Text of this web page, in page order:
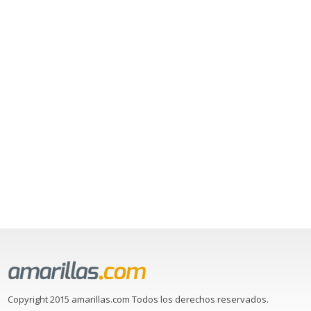
Copyright 2015 amarillas.com Todos los derechos reservados.